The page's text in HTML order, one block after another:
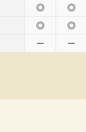
◎ ◎
◎ ◎
ー ー